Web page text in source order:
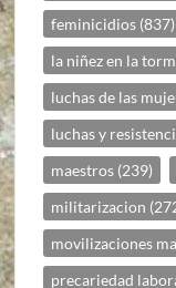
feminicidios (837)
la niñez en la
luchas de las
luchas y
maestros (239)
militarizacion
movilizaciones
precariedad